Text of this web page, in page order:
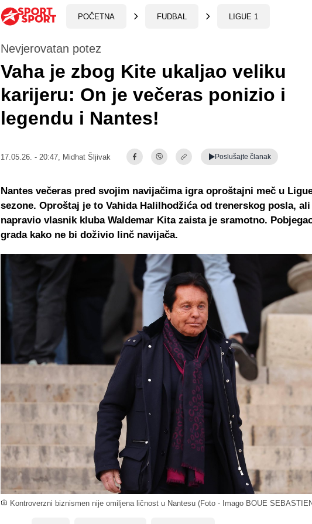
POČETNA FUDBAL LIGUE 1
Kontroverzni biznismen nije omiljena ličnost u Nantesu (Foto - Imago BOUE
Nevjerovatan potez
Vaha je zbog Kite ukaljao veliku
karijeru: On je večeras ponizio i
legendu i Nantes!
17.05.26. - 20:47, Midhat Šljivak Poslušajte članak
Nantes večeras pred svojim navijačima igra oproštajni meč u
sezone. Oproštaj je to Vahida Halilhodžića od trenerskog posla,
napravio vlasnik kluba Waldemar Kita zaista je sramotno.
grada kako ne bi doživio linč navijača.